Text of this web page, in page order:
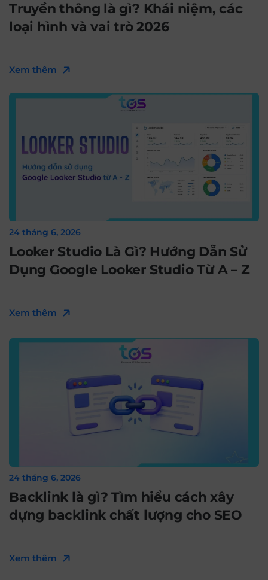
Truyền thông là gì? Khái niệm, các
loại hình và vai trò 2026
Xem thêm
24 tháng 6, 2026
Looker Studio Là Gì? Hướng Dẫn Sử
Dụng Google Looker Studio Từ A – Z
Xem thêm
24 tháng 6, 2026
Backlink là gì? Tìm hiểu cách xây
dựng backlink chất lượng cho SEO
Xem thêm